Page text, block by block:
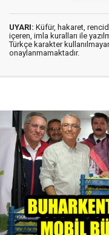
UYARI: Küfür, hakaret,
içeren, imla kuralları ile
Türkçe karakter
onaylanmamaktadır.